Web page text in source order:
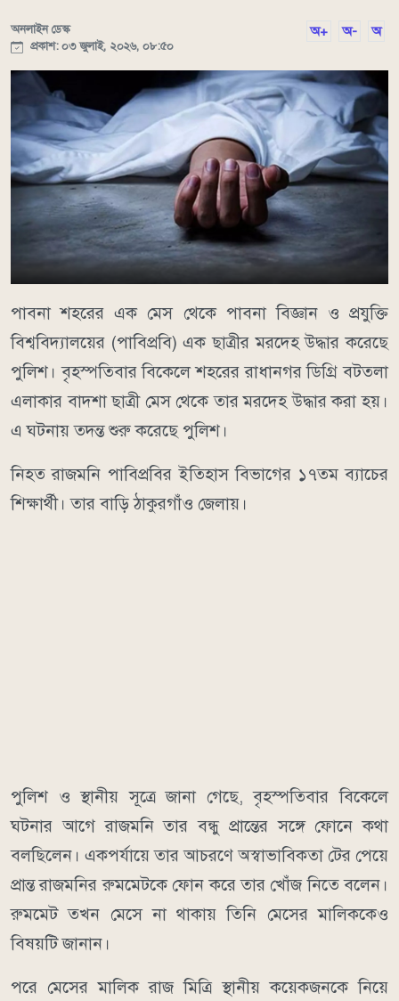
অনলাইন ডেস্ক
প্রকাশ: ০৩ জুলাই, ২০২৬, ০৮:৫০
অ+ অ- অ
পাবনা শহরের এক মেস থেকে পাবনা বিজ্ঞান ও প্রযুক্তি
বিশ্ববিদ্যালয়ের (পাবিপ্রবি) এক ছাত্রীর মরদেহ উদ্ধার করেছে
পুলিশ। বৃহস্পতিবার বিকেলে শহরের রাধানগর ডিগ্রি বটতলা
এলাকার বাদশা ছাত্রী মেস থেকে তার মরদেহ উদ্ধার করা হয়।
এ ঘটনায় তদন্ত শুরু করেছে পুলিশ।
নিহত রাজমনি পাবিপ্রবির ইতিহাস বিভাগের ১৭তম ব্যাচের
শিক্ষার্থী। তার বাড়ি ঠাকুরগাঁও জেলায়।
পুলিশ ও স্থানীয় সূত্রে জানা গেছে, বৃহস্পতিবার বিকেলে
ঘটনার আগে রাজমনি তার বন্ধু প্রান্তের সঙ্গে ফোনে কথা
বলছিলেন। একপর্যায়ে তার আচরণে অস্বাভাবিকতা টের পেয়ে
প্রান্ত রাজমনির রুমমেটকে ফোন করে তার খোঁজ নিতে বলেন।
রুমমেট তখন মেসে না থাকায় তিনি মেসের মালিককেও
বিষয়টি জানান।
পরে মেসের মালিক রাজ মিত্রি স্থানীয় কয়েকজনকে নিয়ে